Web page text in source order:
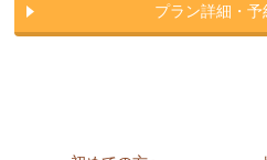
プラン詳細・予